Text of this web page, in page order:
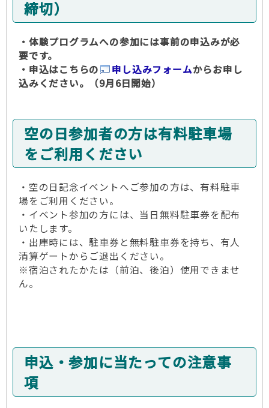
締切）
・体験プログラムへの参加には事前の申込みが必
要です。
・申込はこちらの
申し込みフォームからお申し
込みください。（9月6日開始）
空の日参加者の方は有料駐車場
をご利用ください
・空の日記念イベントへご参加の方は、有料駐車
場をご利用ください。
・イベント参加の方には、当日無料駐車券を配布
いたします。
・出庫時には、駐車券と無料駐車券を持ち、有人
清算ゲートからご退出ください。
※宿泊されたかたは（前泊、後泊）使用できませ
ん。
申込・参加に当たっての注意事
項